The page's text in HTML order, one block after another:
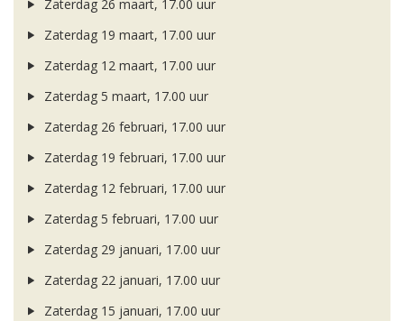
Zaterdag 26 maart, 17.00 uur
Zaterdag 19 maart, 17.00 uur
Zaterdag 12 maart, 17.00 uur
Zaterdag 5 maart, 17.00 uur
Zaterdag 26 februari, 17.00 uur
Zaterdag 19 februari, 17.00 uur
Zaterdag 12 februari, 17.00 uur
Zaterdag 5 februari, 17.00 uur
Zaterdag 29 januari, 17.00 uur
Zaterdag 22 januari, 17.00 uur
Zaterdag 15 januari, 17.00 uur